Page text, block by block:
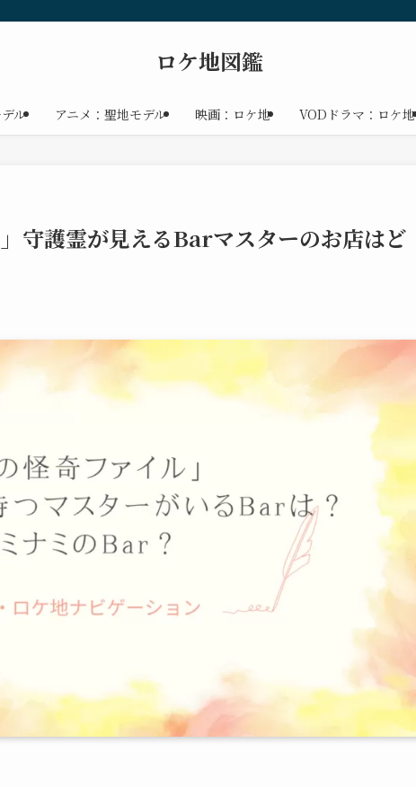
ロケ地図鑑
ル アニメ：聖地モデル 映画：ロケ地 VODドラマ：ロケ地
守護霊が見えるBarマスターのお店はど